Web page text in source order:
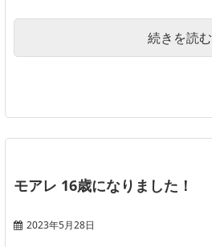
続きを読む
モアレ 16歳になりました！
2023年5月28日